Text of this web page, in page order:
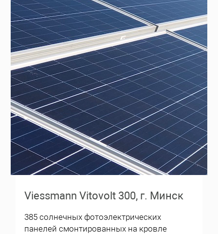
Viessmann Vitovolt 300, г. Минск
385 солнечных фотоэлектрических
панелей смонтированных на кровле